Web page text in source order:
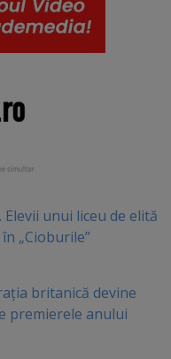
unui liceu de elită
„Cioburile”
britanică devine
premierele anului